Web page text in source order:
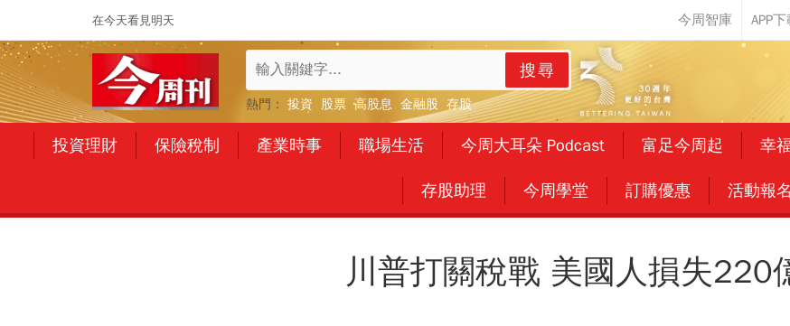
在今天看見明天
搜尋
熱門： 投資 股票 高股息 金融股 存股
投資理財 保險稅制 產業時事 職場生活 今周大耳朵 Podcast 富足今周起 幸
存股助理 今周學堂 訂購優惠 活動報名
川普打關稅戰 美國人損失220